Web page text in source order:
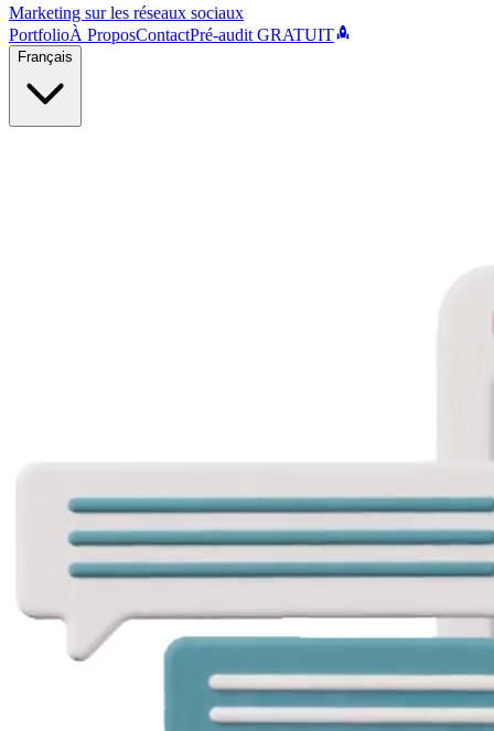
Marketing sur les réseaux sociaux
PortfolioÀ ProposContactPré-audit GRATUIT
Français